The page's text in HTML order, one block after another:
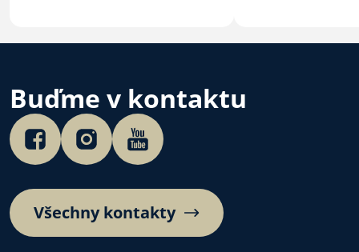
Buďme v kontaktu
Všechny kontakty